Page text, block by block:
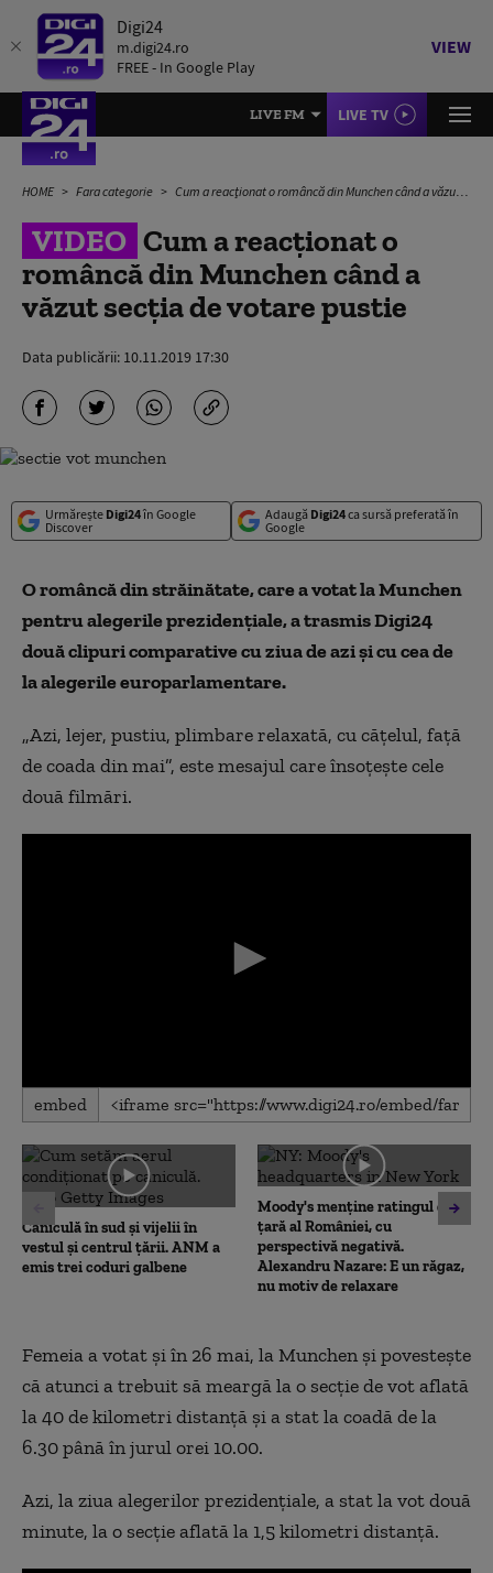
Digi24
m.digi24.ro
FREE - In Google Play
VIEW
LIVE FM LIVE TV
HOME Fara categorie Cum a reacţionat o româncă din Munchen când a văzut secţia de votare pustie
VIDEO Cum a reacţionat o
româncă din Munchen când a
văzut secţia de votare pustie
Data publicării: 10.11.2019 17:30
Urmărește Digi24în Google
Discover
Adaugă Digi24ca sursă preferată în
Google
O româncă din străinătate, care a votat la Munchen
pentru alegerile prezidenţiale, a trasmis Digi24
două clipuri comparative cu ziua de azi şi cu cea de
la alegerile europarlamentare.
„Azi, lejer, pustiu, plimbare relaxată, cu căţelul, faţă
de coada din mai”, este mesajul care însoţeşte cele
două filmări.
0
seconds
0
seconds
embed
Caniculă în sud și vijelii în
vestul și centrul țării. ANM a
emis trei coduri galbene
Moody's menține ratingul de
țară al României, cu
perspectivă negativă.
Alexandru Nazare: E un răgaz,
nu motiv de relaxare
Femeia a votat şi în 26 mai, la Munchen şi povesteşte
că atunci a trebuit să meargă la o secţie de vot aflată
la 40 de kilometri distanţă şi a stat la coadă de la
6.30 până în jurul orei 10.00.
Azi, la ziua alegerilor prezidenţiale, a stat la vot două
minute, la o secţie aflată la 1,5 kilometri distanţă.